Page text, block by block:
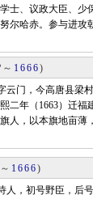
士、议政大臣、
尔哈赤。参与进
1666)
门，今高唐县梁村
二年（1663）迁
人，以本旗地亩
～ 1666)
，初号野臣，后